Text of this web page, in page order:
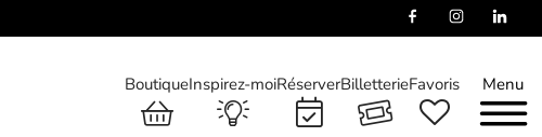
Menu
BoutiqueInspirez-moiRéserverBilletterieFavoris